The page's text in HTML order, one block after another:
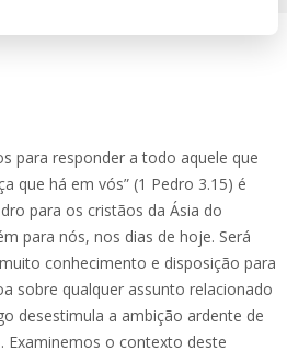
para responder a todo aquele que
que há em vós” (1 Pedro 3.15) é
para os cristãos da Ásia do
para nós, nos dias de hoje. Será
conhecimento e disposição para
sobre qualquer assunto relacionado
desestimula a ambição ardente de
Examinemos o contexto deste